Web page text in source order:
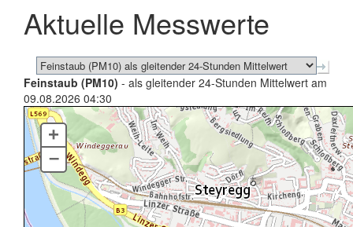
schließen
Aktuelle Messwerte
Feinstaub (PM10) - als gleitender 24-Stunden Mittelwert am
09.08.2026 04:30
+
–